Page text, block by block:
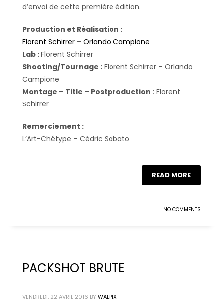
d’envoi de cette première édition.
Production et Réalisation :
Florent Schirrer – Orlando Campione
Lab :Florent Schirrer
Shooting/Tournage : Florent Schirrer – Orlando
Campione
Montage – Title – Postproduction : Florent
Schirrer
Remerciement :
L’Art-Chétype – Cédric Sabato
READ MORE
NO COMMENTS
PACKSHOT BRUTE
VENDREDI, 22 AVRIL 2016 BY WALPIX